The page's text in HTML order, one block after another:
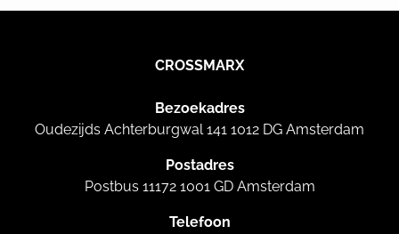
CROSSMARX
Bezoekadres
Oudezijds Achterburgwal 141 1012 DG Amsterdam
Postadres
Postbus 11172 1001 GD Amsterdam
Telefoon